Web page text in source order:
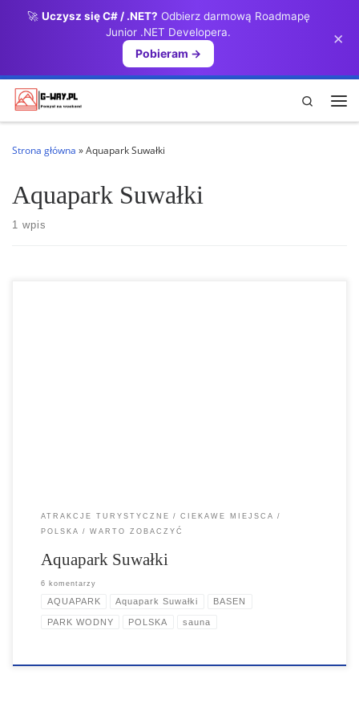
🚀 Uczysz się C# / .NET? Odbierz darmową Roadmapę
Junior .NET Developera.
Pobieram →
×
Przejdź do treści
Search
Strona główna »Aquapark Suwałki
Aquapark Suwałki
1 wpis
ATRAKCJE TURYSTYCZNE
CIEKAWE MIEJSCA
POLSKA
WARTO ZOBACZYĆ
Aquapark Suwałki
6 komentarzy
AQUAPARK Aquapark Suwałki BASEN
PARK WODNY POLSKA sauna